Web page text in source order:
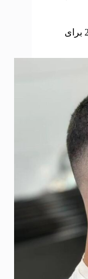
50 مدل موی بازکات مردانه و پسرانه 2025 برای